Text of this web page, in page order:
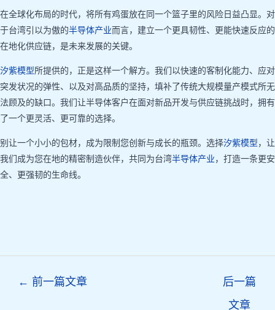
在全球化布局的时代，将所有鸡蛋放在同一个篮子里的风险日益凸显。对
于台湾引以为傲的半导体产业而言，建立一个更具韧性、更能快速反应的
在地化供应链，是未来发展的关键。
汐紫模型所提供的，正是这样一个解方。我们以快速的客制化能力、应对
突发状况的弹性、以及对高品质的坚持，填补了传统大规模量产模式所无
法顾及的缺口。我们让半导体客户在面对新品开发与供应链挑战时，拥有
了一个更灵活、更可靠的选择。
别让一个小小的包材，成为限制您创新与成长的瓶颈。选择汐紫模型，让
我们成为您在地的精密制造伙伴，共同为台湾半导体产业，打造一条更安
全、更强韧的生命线。
← 前一篇文章
后一篇
文章